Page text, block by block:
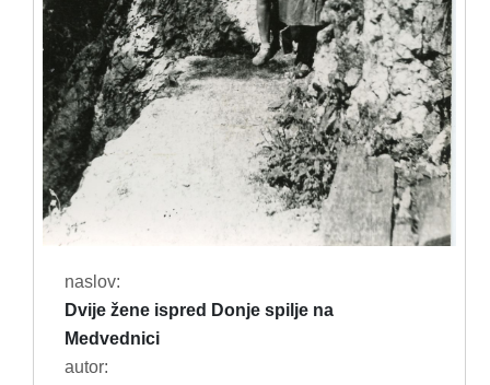
naslov:
Dvije žene ispred Donje spilje na
Medvednici
autor: